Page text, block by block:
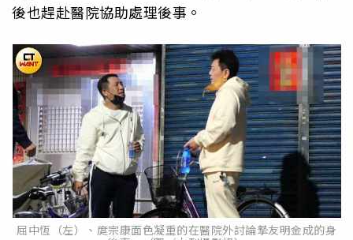
後也趕赴醫院協助處理後事。
屈中恆（左）、庹宗康面色凝重的在醫院外討論摯友明金成的身